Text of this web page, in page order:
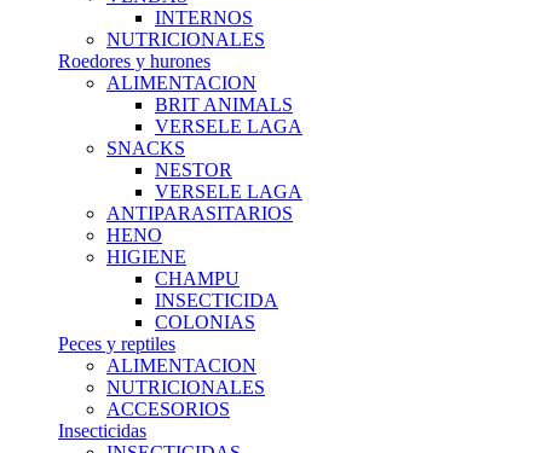
INTERNOS
NUTRICIONALES
Roedores y hurones
ALIMENTACION
BRIT ANIMALS
VERSELE LAGA
SNACKS
NESTOR
VERSELE LAGA
ANTIPARASITARIOS
HENO
HIGIENE
CHAMPU
INSECTICIDA
COLONIAS
Peces y reptiles
ALIMENTACION
NUTRICIONALES
ACCESORIOS
Insecticidas